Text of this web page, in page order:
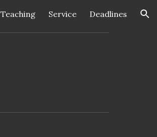
Teaching Service Deadlines